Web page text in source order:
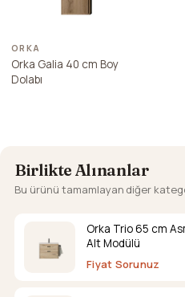
ORKA
Orka Galia 40 cm Boy
Dolabı
Birlikte Alınanlar
Bu ürünü tamamlayan diğer
Orka Trio 65 cm
Alt Modülü
Fiyat Sorunuz